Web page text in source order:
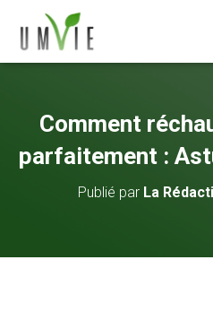
Comment
parfaitement :
Publié par La